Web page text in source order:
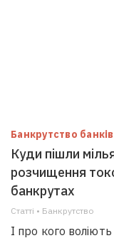
Банкрутство банків
Куди пішли
розчищення
банкрутах
Статті • Банкрутство
І про кого